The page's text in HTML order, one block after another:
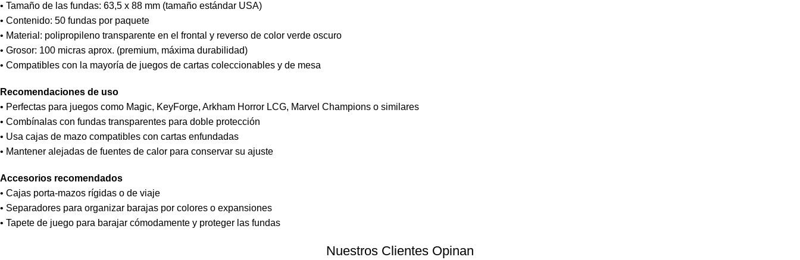
• Tamaño de las fundas: 63,5 x 88 mm (tamaño estándar USA)
• Contenido: 50 fundas por paquete
• Material: polipropileno transparente en el frontal y reverso de color verde oscuro
• Grosor: 100 micras aprox. (premium, máxima durabilidad)
• Compatibles con la mayoría de juegos de cartas coleccionables y de mesa
Recomendaciones de uso
• Perfectas para juegos como Magic, KeyForge, Arkham Horror LCG, Marvel Champions o similares
• Combínalas con fundas transparentes para doble protección
• Usa cajas de mazo compatibles con cartas enfundadas
• Mantener alejadas de fuentes de calor para conservar su ajuste
Accesorios recomendados
• Cajas porta-mazos rígidas o de viaje
• Separadores para organizar barajas por colores o expansiones
• Tapete de juego para barajar cómodamente y proteger las fundas
Nuestros Clientes Opinan